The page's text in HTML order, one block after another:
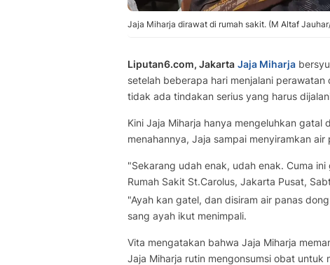
Jaja Miharja dirawat di rumah sakit. (M Altaf
Liputan6.com, Jakarta Jaja Miharja
setelah beberapa hari menjalani
tidak ada tindakan serius yang harus
Kini Jaja Miharja hanya mengeluhkan
menahannya, Jaja sampai menyiramkan
"Sekarang udah enak, udah enak. Cuma
Rumah Sakit St.Carolus, Jakarta Pusat,
"Ayah kan gatel, dan disiram air panas
sang ayah ikut menimpali.
Vita mengatakan bahwa Jaja Miharja
Jaja Miharja rutin mengonsumsi obat untuk